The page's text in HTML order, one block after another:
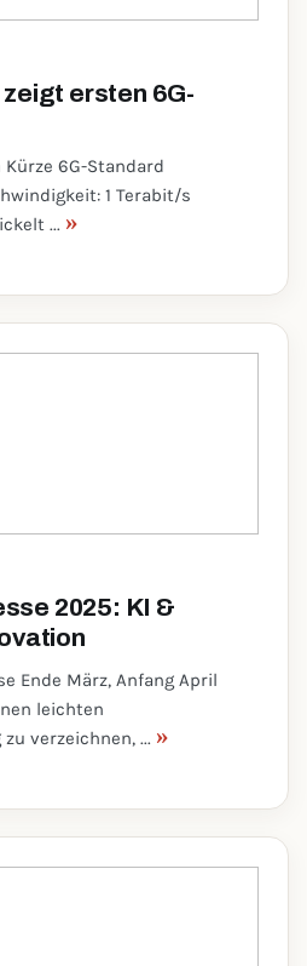
ersten 6G-
6G-Standard
1 Terabit/s
... »
2025: KI &
Ende März, Anfang April
leichten
verzeichnen, ... »